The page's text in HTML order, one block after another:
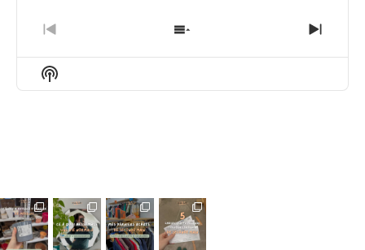
PREVIOUS
EPISODE
SHOW
EPISODES
NEXT
Show
Podcast